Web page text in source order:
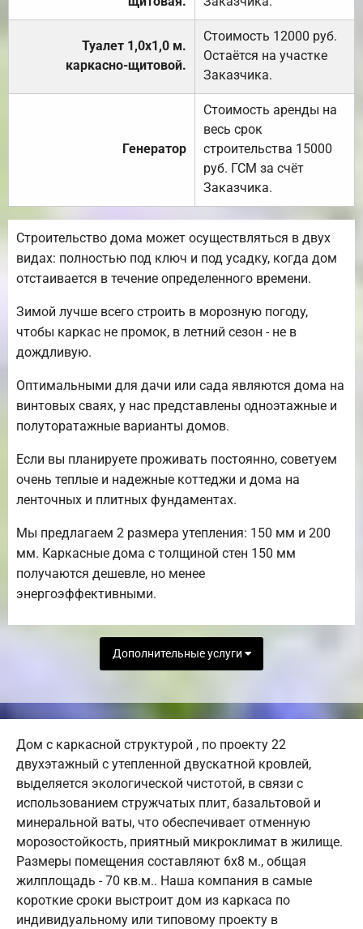
Туалет 1,0х1,0 м.
каркасно-щитовой.
Стоимость 12000 руб.
Остаётся на участке
Заказчика.
Генератор
Стоимость аренды на
весь срок
строительства 15000
руб. ГСМ за счёт
Заказчика.
Строительство дома может осуществляться в двух
видах: полностью под ключ и под усадку, когда дом
отстаивается в течение определенного времени.
Зимой лучше всего строить в морозную погоду,
чтобы каркас не промок, в летний сезон - не в
дождливую.
Оптимальными для дачи или сада являются дома на
винтовых сваях, у нас представлены одноэтажные и
полуторатажные варианты домов.
Если вы планируете проживать постоянно, советуем
очень теплые и надежные коттеджи и дома на
ленточных и плитных фундаментах.
Мы предлагаем 2 размера утепления: 150 мм и 200
мм. Каркасные дома с толщиной стен 150 мм
получаются дешевле, но менее
энергоэффективными.
Дополнительные услуги
Дом с каркасной структурой , по проекту 22
двухэтажный с утепленной двускатной кровлей,
выделяется экологической чистотой, в связи с
использованием стружчатых плит, базальтовой и
минеральной ваты, что обеспечивает отменную
морозостойкость, приятный микроклимат в жилище.
Размеры помещения составляют 6х8 м., общая
жилплощадь - 70 кв.м.. Наша компания в самые
короткие сроки выстроит дом из каркаса по
индивидуальному или типовому проекту в